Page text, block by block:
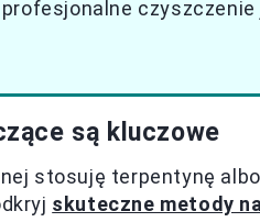
są kluczowe
stosuję terpentynę
skuteczne metody